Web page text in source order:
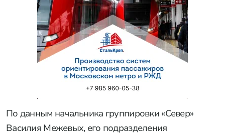
По данным начальника группировки «Север»
Василия Межевых, его подразделения